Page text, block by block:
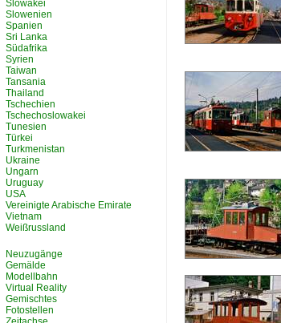
Slowakei
Slowenien
Spanien
Sri Lanka
Südafrika
Syrien
Taiwan
Tansania
Thailand
Tschechien
Tschechoslowakei
Tunesien
Türkei
Turkmenistan
Ukraine
Ungarn
Uruguay
USA
Vereinigte Arabische Emirate
Vietnam
Weißrussland
Neuzugänge
Gemälde
Modellbahn
Virtual Reality
Gemischtes
Fotostellen